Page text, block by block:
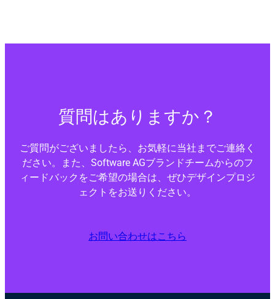
質問はありますか？
ご質問がございましたら、お気軽に当社までご連絡く
ださい。また、Software AGブランドチームからのフ
ィードバックをご希望の場合は、ぜひデザインプロジ
ェクトをお送りください。
お問い合わせはこちら